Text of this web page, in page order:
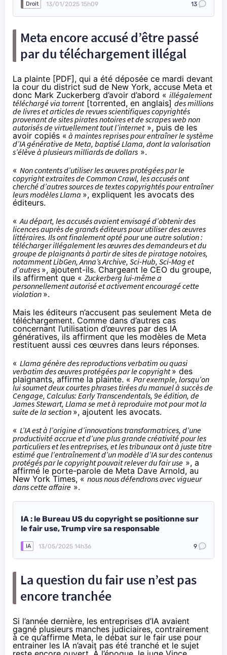
Droit 13/01/2025 15h09 13
Meta encore accusé d’être passé
par du téléchargement illégal
La plainte [PDF], qui a été déposée ce mardi devant
la cour du district sud de New York, accuse Meta et
donc Mark Zuckerberg d’avoir d’abord « illégalement
téléchargé via torrent[torrented, en anglais] des millions
de livres et articles de revues scientifiques copyrightés
provenant de sites pirates notoires et de scrapes web non
autorisés de virtuellement tout l’internet», puis de les
avoir copiés « à maintes reprises pour entraîner le système
d’IA générative de Meta, baptisé Llama, dont la valorisation
s’élève à plusieurs milliards de dollars ».
« Non contents d’utiliser les œuvres protégées par le
copyright extraites de Common Crawl, les accusés ont
cherché d’autres sources de textes copyrightés pour entraîner
leurs modèles Llama », expliquent les avocats des
éditeurs.
«Au départ, les accusés avaient envisagé d’obtenir des
licences auprès de grands éditeurs pour utiliser des œuvres
littéraires. Ils ont finalement opté pour une autre solution :
télécharger illégalement les œuvres des demandeurs et du
groupe de plaignants à partir de sites de piratage notoires,
notamment LibGen, Anna’s Archive, Sci-Hub, Sci-Mag et
d’autres », ajoutent-ils. Chargeant le CEO du groupe,
ils affirment que « Zuckerberg lui-même a
personnellement autorisé et activement encouragé cette
violation ».
Mais les éditeurs n’accusent pas seulement Meta de
téléchargement. Comme dans d’autres cas
concernant l’utilisation d’œuvres par des IA
génératives, ils affirment que les modèles de Meta
restituent aussi ces œuvres dans leurs réponses.
« Llama génère des reproductions verbatim ou quasi
verbatim des œuvres protégées par le copyright» des
plaignants, affirme la plainte. « Par exemple, lorsqu’on
lui soumet deux courtes phrases tirées du manuel à succès de
Cengage, Calculus: Early Transcendentals, 9e édition, de
James Stewart, Llama se met à reproduire mot pour mot la
suite de la section », ajoutent les avocats.
« L’IA est à l’origine d’innovations transformatrices, d’une
productivité accrue et d’une plus grande créativité pour les
particuliers et les entreprises, et les tribunaux ont à juste titre
estimé que l’entraînement d’un modèle d’IA sur des contenus
protégés par le copyright pouvait relever du fair use », a
affirmé le porte-parole de Meta Dave Arnold, au
New York Times, « nous nous défendrons avec vigueur
dans cette affaire ».
IA : le Bureau US du copyright se positionne sur
le fair use, Trump vire sa responsable
IA 13/05/2025 14h36 9
La question du fair use n’est pas
encore tranchée
Si l’année dernière, les entreprises d’IA avaient
gagné plusieurs manches judiciaires, contrairement
à ce qu’affirme Meta, le débat sur le fair use pour
entrainer les IA n’avait pas été tranché et le sujet